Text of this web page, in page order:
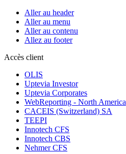
Aller au header
Aller au menu
Aller au contenu
Allez au footer
Accès client
OLIS
Uptevia Investor
Uptevia Corporates
WebReporting - North America
CACEIS (Switzerland) SA
TEEPI
Innotech CFS
Innotech CBS
Nehmer CFS